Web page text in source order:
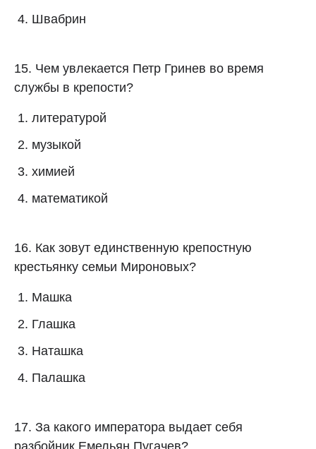
Швабрин
15. Чем увлекается Петр Гринев во время
службы в крепости?
литературой
музыкой
химией
математикой
16. Как зовут единственную крепостную
крестьянку семьи Мироновых?
Машка
Глашка
Наташка
Палашка
17. За какого императора выдает себя
разбойник Емельян Пугачев?